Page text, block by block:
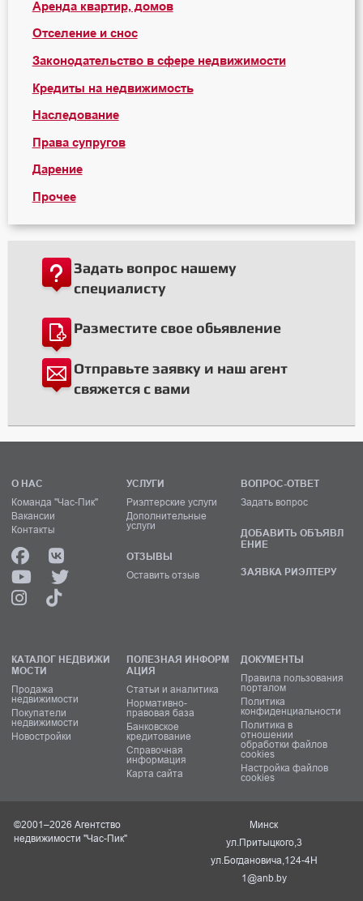
Аренда квартир, домов
Отселение и снос
Законодательство в сфере недвижимости
Кредиты на недвижимость
Наследование
Права супругов
Дарение
Прочее
Задать вопрос нашему
специалисту
Разместите свое обьявление
Отправьте заявку и наш агент
свяжется с вами
О НАС
Команда "Час-Пик"
Вакансии
Контакты
УСЛУГИ
Риэлтерские услуги
Дополнительные
услуги
ОТЗЫВЫ
Оставить отзыв
ВОПРОС-ОТВЕТ
Задать вопрос
ДОБАВИТЬ ОБЪЯВЛ
ЕНИЕ
ЗАЯВКА РИЭЛТЕРУ
КАТАЛОГ НЕДВИЖИ
МОСТИ
Продажа
недвижимости
Покупатели
недвижимости
Новостройки
ПОЛЕЗНАЯ ИНФОРМ
АЦИЯ
Статьи и аналитика
Нормативно-
правовая база
Банковское
кредитование
Справочная
информация
Карта сайта
ДОКУМЕНТЫ
Правила пользования
порталом
Политика
конфиденциальности
Политика в
отношении
обработки файлов
cookies
Настройка файлов
cookies
©2001–2026 Агентство
недвижимости "Час-Пик"
Минск
ул.Притыцкого,3
ул.Богдановича,124-4Н
1@anb.by